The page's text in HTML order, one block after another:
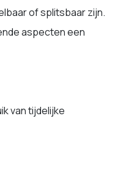
of splitsbaar zijn.
aspecten een
van tijdelijke